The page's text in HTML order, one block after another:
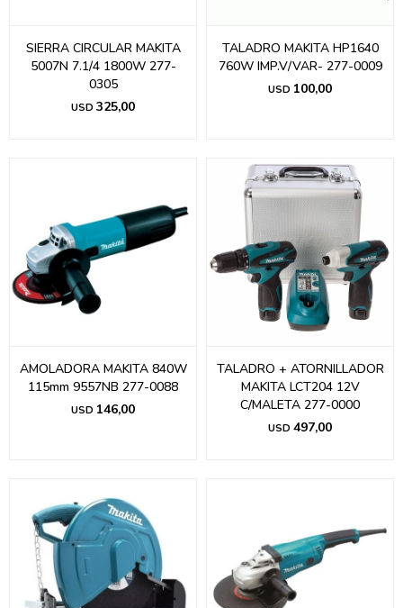
SIERRA CIRCULAR MAKITA
5007N 7.1/4 1800W 277-
0305
USD 325,00
TALADRO MAKITA HP1640
760W IMP.V/VAR- 277-0009
USD 100,00
AMOLADORA MAKITA 840W
115mm 9557NB 277-0088
USD 146,00
TALADRO + ATORNILLADOR
MAKITA LCT204 12V
C/MALETA 277-0000
USD 497,00